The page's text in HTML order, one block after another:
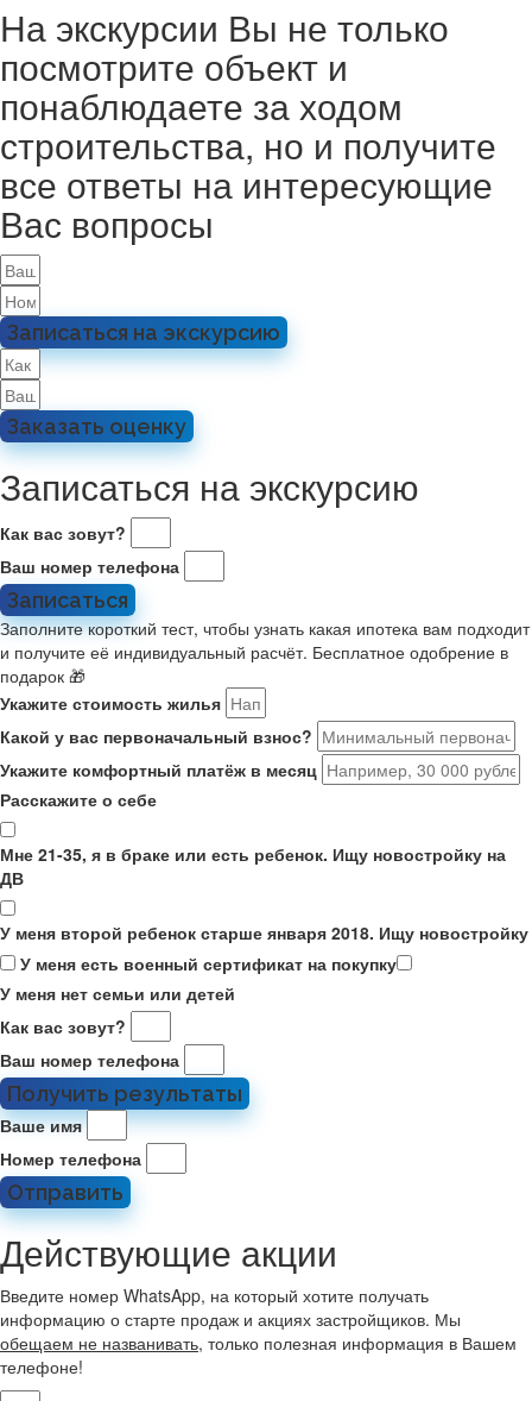
На экскурсии Вы не только
посмотрите объект и
понаблюдаете за ходом
строительства, но и получите
все ответы на интересующие
Вас вопросы
Записаться на экскурсию
Заказать оценку
Записаться на экскурсию
Как вас зовут?
Ваш номер телефона
Записаться
Заполните короткий тест, чтобы узнать какая ипотека вам подходит
и получите её индивидуальный расчёт. Бесплатное одобрение в
подарок 🎁
Укажите стоимость жилья
Какой у вас первоначальный взнос?
Укажите комфортный платёж в месяц
Расскажите о себе
Мне 21-35, я в браке или есть ребенок. Ищу новостройку на
ДВ
У меня второй ребенок старше января 2018. Ищу новостройку
У меня есть военный сертификат на покупку
У меня нет семьи или детей
Как вас зовут?
Ваш номер телефона
Получить результаты
Ваше имя
Номер телефона
Отправить
Действующие акции
Введите номер WhatsApp, на который хотите получать
информацию о старте продаж и акциях застройщиков. Мы
обещаем не названивать, только полезная информация в Вашем
телефоне!